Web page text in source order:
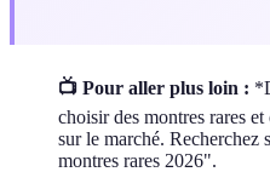
📺 Pour aller plus loin :
choisir des montres rares
sur le marché. Recherchez
montres rares 2026".